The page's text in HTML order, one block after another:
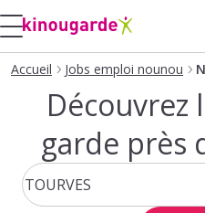
Accueil Jobs emploi nounou
Découvrez
garde près